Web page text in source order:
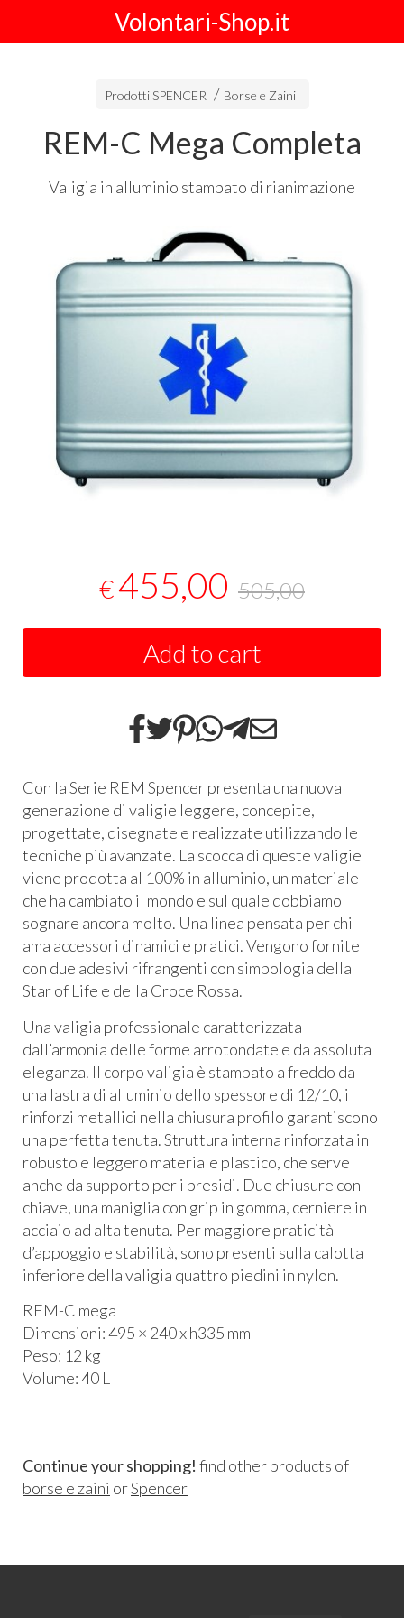
Volontari-Shop.it
Prodotti SPENCER Borse e Zaini
REM-C Mega Completa
Valigia in alluminio stampato di rianimazione
€455,00 505,00
Add to cart
Con la Serie REM Spencer presenta una nuova
generazione di valigie leggere, concepite,
progettate, disegnate e realizzate utilizzando le
tecniche più avanzate. La scocca di queste valigie
viene prodotta al 100% in alluminio, un materiale
che ha cambiato il mondo e sul quale dobbiamo
sognare ancora molto. Una linea pensata per chi
ama accessori dinamici e pratici. Vengono fornite
con due adesivi rifrangenti con simbologia della
Star of Life e della Croce Rossa.
Una valigia professionale caratterizzata
dall’armonia delle forme arrotondate e da assoluta
eleganza. Il corpo valigia è stampato a freddo da
una lastra di alluminio dello spessore di 12/10, i
rinforzi metallici nella chiusura profilo garantiscono
una perfetta tenuta. Struttura interna rinforzata in
robusto e leggero materiale plastico, che serve
anche da supporto per i presidi. Due chiusure con
chiave, una maniglia con grip in gomma, cerniere in
acciaio ad alta tenuta. Per maggiore praticità
d’appoggio e stabilità, sono presenti sulla calotta
inferiore della valigia quattro piedini in nylon.
REM-C mega
Dimensioni: 495 × 240 x h335 mm
Peso: 12 kg
Volume: 40 L
Continue your shopping! find other products of
borse e zaini orSpencer